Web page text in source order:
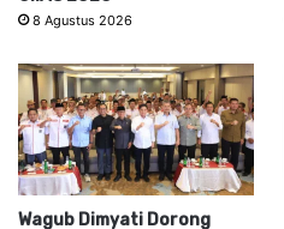
8 Agustus 2026
Wagub Dimyati Dorong